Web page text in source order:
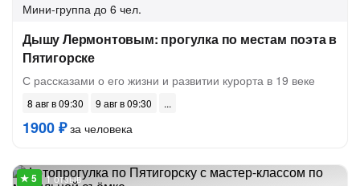
Мини-группа до 6 чел.
Дышу Лермонтовым: прогулка по местам поэта в
Пятигорске
С рассказами о его жизни и развитии курорта в 19 веке
8 авг в 09:30 9 авг в 09:30
1900 ₽за человека
1 отзыв